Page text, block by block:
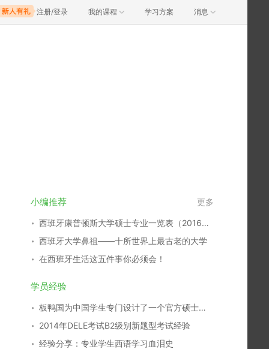
注册/登录 我的课程 学习方案 消息
小编推荐 更多
西班牙康普顿斯大学硕士专业一览表（2016~2017）
西班牙大学鼻祖——十所世界上最古老的大学
在西班牙生活这五件事你必须会！
学员经验
板鸭国为中国学生专门设计了一个官方硕士专业
2014年DELE考试B2级别新题型考试经验
经验分享：专业学生西语学习血泪史